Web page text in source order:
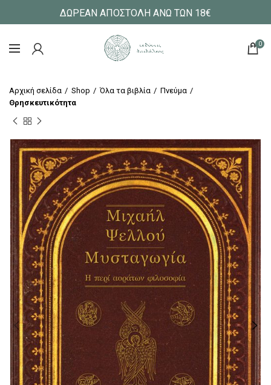
ΔΩΡΕΑΝ ΑΠΟΣΤΟΛΗ ΑΝΩ ΤΩΝ 18€
0
Αρχική σελίδα Shop Όλα τα βιβλία
Πνεύμα
Θρησκευτικότητα